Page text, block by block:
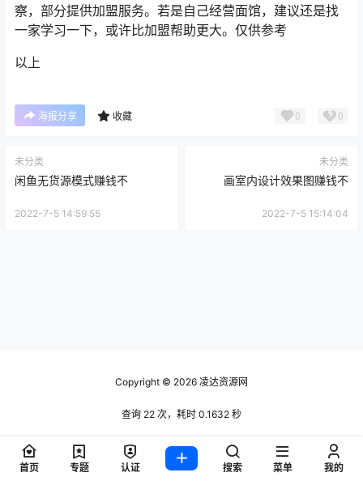
察，部分提供加盟服务。若是自己经营面馆，建议还是找
一家学习一下，或许比加盟帮助更大。仅供参考
以上
海报分享 收藏 0 0
未分类
闲鱼无货源模式赚钱不
2022-7-5 14:59:55
未分类
画室内设计效果图赚钱不
2022-7-5 15:14:04
Copyright © 2026 凌达资源网
查询 22 次，耗时 0.1632 秒
首页 专题 认证 搜索 菜单 我的